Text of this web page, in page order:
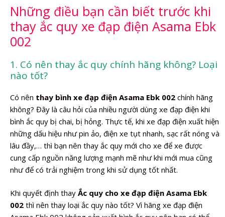
Những điều bạn cần biết trước khi
thay ắc quy xe đạp điện Asama Ebk
002
1. Có nên thay ắc quy chính hãng không? Loại
nào tốt?
Có nên thay bình xe đạp điện Asama Ebk 002 chính hãng
không? Đây là câu hỏi của nhiều người dùng xe đạp điện khi
bình ắc quy bị chai, bị hỏng. Thực tế, khi xe đạp điện xuất hiện
những dấu hiệu như pin ảo, điện xe tụt nhanh, sạc rất nóng và
lâu đầy,… thì bạn nên thay ắc quy mới cho xe để xe được
cung cấp nguồn năng lượng mạnh mẽ như khi mới mua cũng
như để có trải nghiệm trong khi sử dụng tốt nhất.
Khi quyết định thay Ắc quy cho xe đạp điện Asama Ebk
002 thì nên thay loại ắc quy nào tốt? Vì hãng xe đạp điện